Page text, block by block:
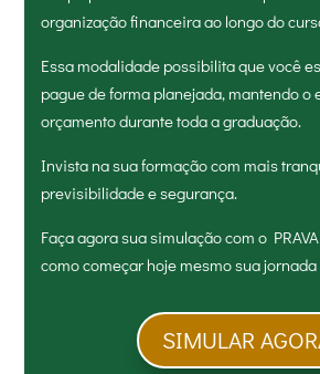
organização financeira ao longo do
Essa modalidade possibilita que você
pague de forma planejada, mantendo o
orçamento durante toda a graduação.
Invista na sua formação com mais
previsibilidade e segurança.
Faça agora sua simulação com o
como começar hoje mesmo sua jornada
SIMULAR